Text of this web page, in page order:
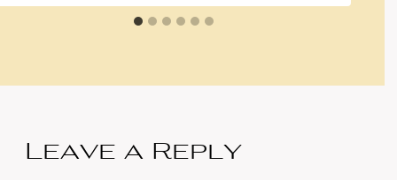
Leave a Reply